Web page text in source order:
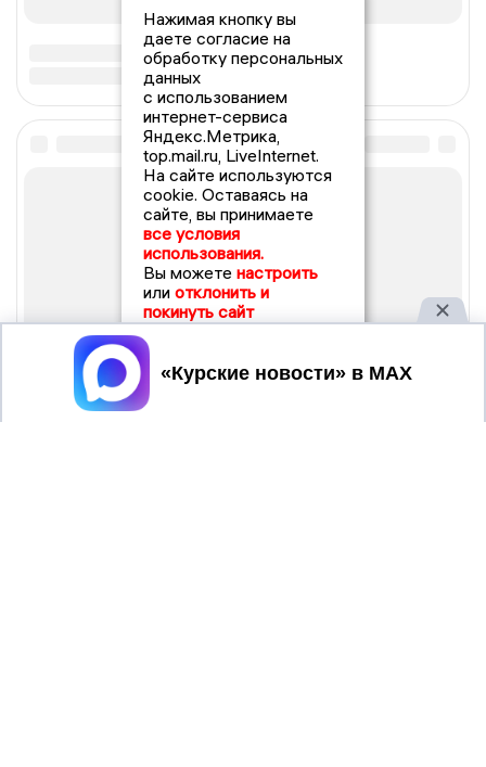
Нажимая кнопку вы
даете согласие на
обработку персональных
данных
с использованием
интернет-сервиса
Яндекс.Метрика,
top.mail.ru, LiveInternet.
На сайте используются
cookie. Оставаясь на
сайте, вы принимаете
все условия
использования.
Вы можете настроить
или отклонить и
покинуть сайт
Принять